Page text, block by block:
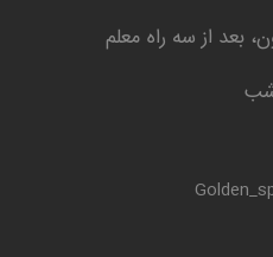
بعد از سه راه معلم